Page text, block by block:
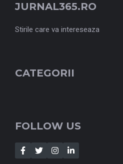
JURNAL365.RO
Stirile care va intereseaza
CATEGORII
FOLLOW US